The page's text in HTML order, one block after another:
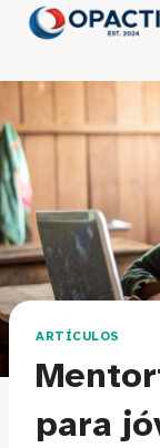
Saltar
ARTÍCULOS
para